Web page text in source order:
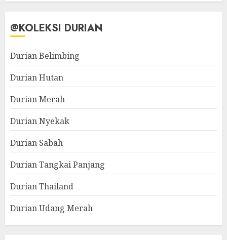
@KOLEKSI DURIAN
Durian Belimbing
Durian Hutan
Durian Merah
Durian Nyekak
Durian Sabah
Durian Tangkai Panjang
Durian Thailand
Durian Udang Merah